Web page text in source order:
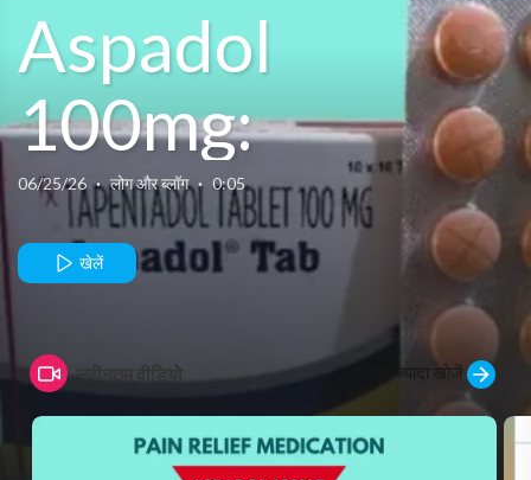
Aspadol
100mg:
Understanding
Safe and
Effective Pain
Relief
06/25/26 · लोग और ब्लॉग · 0:05
खेलें
नवीनतम वीडियो और ज्यादा खोजें